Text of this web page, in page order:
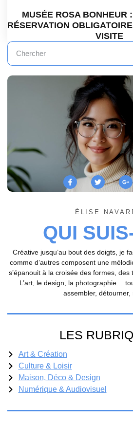
MUSÉE ROSA BONHEUR
RÉSERVATION
VISITE
ÉLISE
QUI
Créative jusqu’au bout des doigts, je
comme d’autres composent une
s’épanouit à la croisée des formes, des
L’art, le design, la photographie…
assembler, détourner,
LES
Art & Création
Culture & Loisir
Maison, Déco & Design
Numérique & Audiovisuel